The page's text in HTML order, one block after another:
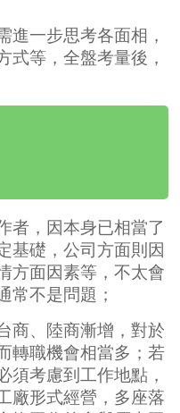
進一步思考各面相，
式等，全盤考量後，
者，因本身已相當了
基礎，公司方面則因
方面因素等，不太會
常不是問題；
商、陸商漸增，對於
轉職機會相當多；若
須考慮到工作地點，
廠形式經營，多座落